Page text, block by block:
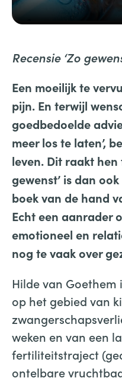
Recensie ‘Zo
Een moeilijk te
pijn. En terwijl
goedbedoelde
meer los te laten’,
leven. Dit raakt hen
gewenst’ is dan
boek van de hand
Echt een aanrader
emotioneel en
nog te vaak over
Hilde van
op het gebied van
weken en van een
fertiliteitstraject
ontelbare